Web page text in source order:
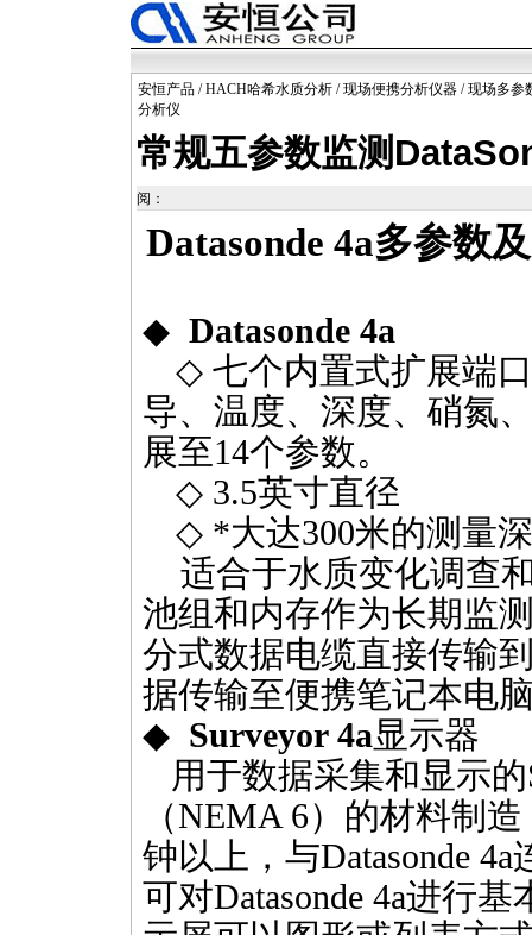
安恒产品 /HACH哈希水质分析 /现场便携分析仪器 /现场多参
分析仪
常规五参数监测
阅：
Datasonde 4a多参数
◆ Datasonde 4a
◇ 七个内置式扩展端
导、温度、深度、硝氮
展至14个参数。
◇ 3.5英寸直径
◇ *大达300米的测量
适合于水质变化调查
池组和内存作为长期监
分式数据电缆直接传输
据传输至便携笔记本电
◆ Surveyor 4a显示器
用于数据采集和显示的
（NEMA 6）的材料制
钟以上，与Datasonde 4a
可对Datasonde 4a进行基